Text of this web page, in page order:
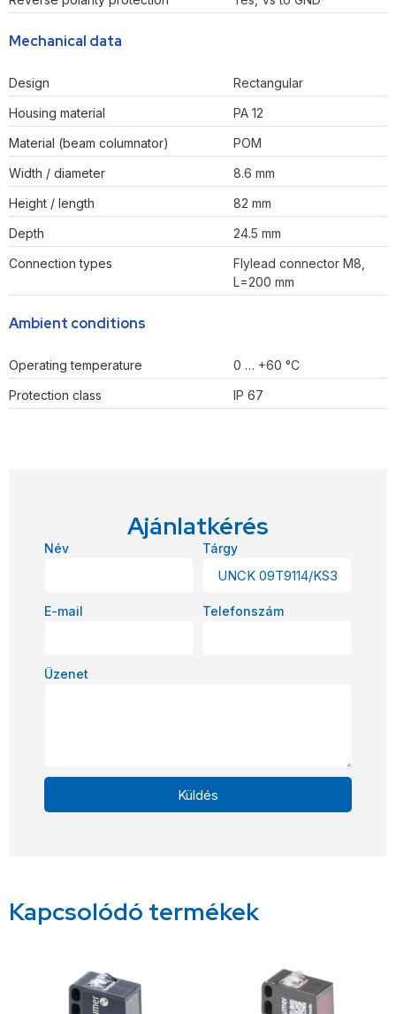
Mechanical data
Design
Rectangular
Housing material
PA 12
Material (beam columnator)
POM
Width / diameter
8.6 mm
Height / length
82 mm
Depth
24.5 mm
Connection types
Flylead connector M8,
L=200 mm
Ambient conditions
Operating temperature
0 … +60 °C
Protection class
IP 67
Ajánlatkérés
Név Tárgy
E-mail Telefonszám
Üzenet
Küldés
Kapcsolódó termékek